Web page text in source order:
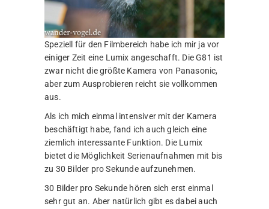
Speziell für den Filmbereich habe ich mir ja vor
einiger Zeit eine Lumix angeschafft. Die G81 ist
zwar nicht die größte Kamera von Panasonic,
aber zum Ausprobieren reicht sie vollkommen
aus.
Als ich mich einmal intensiver mit der Kamera
beschäftigt habe, fand ich auch gleich eine
ziemlich interessante Funktion. Die Lumix
bietet die Möglichkeit Serienaufnahmen mit bis
zu 30 Bilder pro Sekunde aufzunehmen.
30 Bilder pro Sekunde hören sich erst einmal
sehr gut an. Aber natürlich gibt es dabei auch